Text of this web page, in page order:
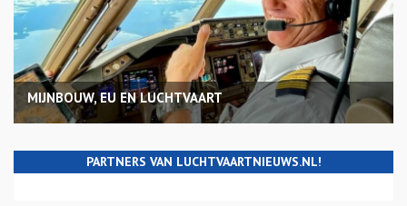
MIJNBOUW, EU EN LUCHTVAART
PARTNERS VAN LUCHTVAARTNIEUWS.NL!